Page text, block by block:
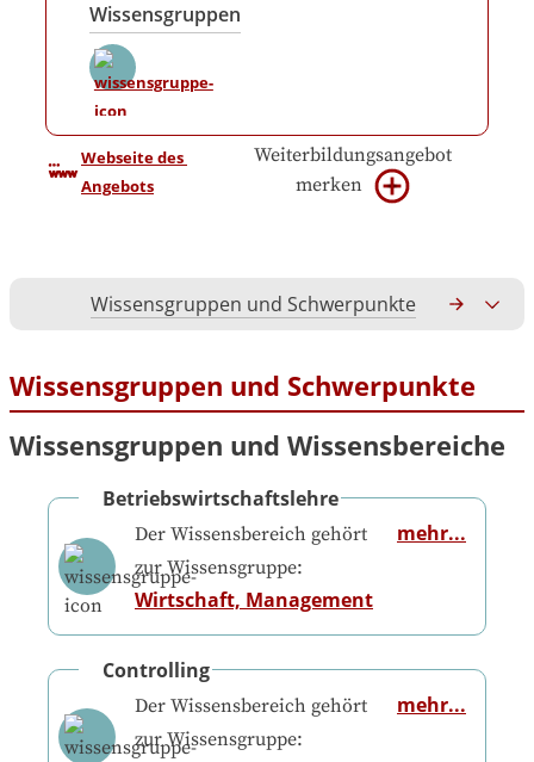
Wissensgruppen
Webseite des
Angebots
Weiterbildungsangebot
merken
Wissensgruppen und Schwerpunkte
Wissensgruppen und Schwerpunkte
Wissensgruppen und Wissensbereiche
Betriebswirtschaftslehre
Der Wissensbereich gehört
zur Wissensgruppe:
Wirtschaft, Management
mehr...
Controlling
Der Wissensbereich gehört
zur Wissensgruppe:
mehr...